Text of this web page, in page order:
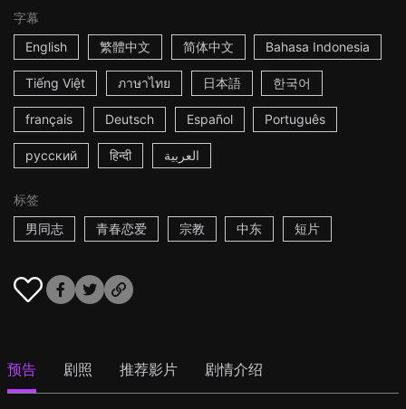
字幕
English
繁體中文 简体中文 Bahasa Indonesia
Tiếng Việt ภาษาไทย 日本語 한국어
français Deutsch Español Português
русский हिन्दी العربية
标签
男同志
青春恋爱 宗教 中东 短片
预告 剧照 推荐影片 剧情介绍